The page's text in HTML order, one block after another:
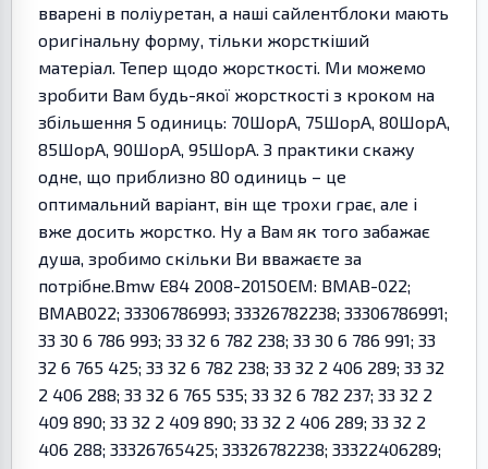
вварені в поліуретан, а наші сайлентблоки мають
оригінальну форму, тільки жорсткіший
матеріал. Тепер щодо жорсткості. Ми можемо
зробити Вам будь-якої жорсткості з кроком на
збільшення 5 одиниць: 70ШорА, 75ШорА, 80ШорА,
85ШорА, 90ШорА, 95ШорА. З практики скажу
одне, що приблизно 80 одиниць – це
оптимальний варіант, він ще трохи грає, але і
вже досить жорстко. Ну а Вам як того забажає
душа, зробимо скільки Ви вважаєте за
потрібне.Bmw E84 2008-2015OEM: BMAB-022;
BMAB022; 33306786993; 33326782238; 33306786991;
33 30 6 786 993; 33 32 6 782 238; 33 30 6 786 991; 33
32 6 765 425; 33 32 6 782 238; 33 32 2 406 289; 33 32
2 406 288; 33 32 6 765 535; 33 32 6 782 237; 33 32 2
409 890; 33 32 2 409 890; 33 32 2 406 289; 33 32 2
406 288; 33326765425; 33326782238; 33322406289;